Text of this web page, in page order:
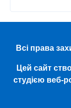
Всі права
Цей сайт
студією веб-